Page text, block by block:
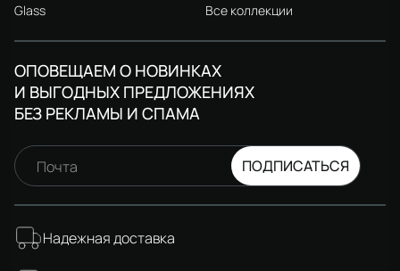
Glass
Все коллекции
ОПОВЕЩАЕМ О НОВИНКАХ
И ВЫГОДНЫХ ПРЕДЛОЖЕНИЯХ
БЕЗ РЕКЛАМЫ И СПАМА
Почта ПОДПИСАТЬСЯ
Надежная доставка